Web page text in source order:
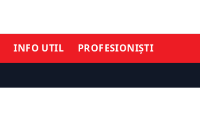
INFO UTIL PROFESIONIȘTI